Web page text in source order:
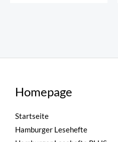
Homepage
Startseite
Hamburger Lesehefte